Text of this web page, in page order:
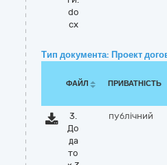
do
cx
Тип документа: Проект
ФАЙЛ ПРИВАТНІСТЬ
3.
До
да
то
публічний